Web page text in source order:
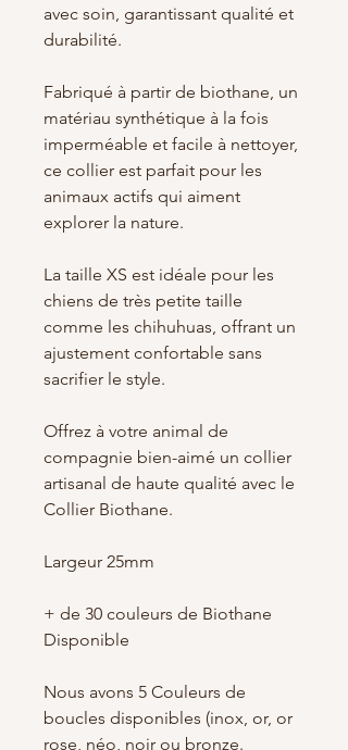
avec soin, garantissant qualité et
durabilité.
Fabriqué à partir de biothane, un
matériau synthétique à la fois
imperméable et facile à nettoyer,
ce collier est parfait pour les
animaux actifs qui aiment
explorer la nature.
La taille XS est idéale pour les
chiens de très petite taille
comme les chihuhuas, offrant un
ajustement confortable sans
sacrifier le style.
Offrez à votre animal de
compagnie bien-aimé un collier
artisanal de haute qualité avec le
Collier Biothane.
Largeur 25mm
+ de 30 couleurs de Biothane
Disponible
Nous avons 5 Couleurs de
boucles disponibles (inox, or, or
rose, néo, noir ou bronze.